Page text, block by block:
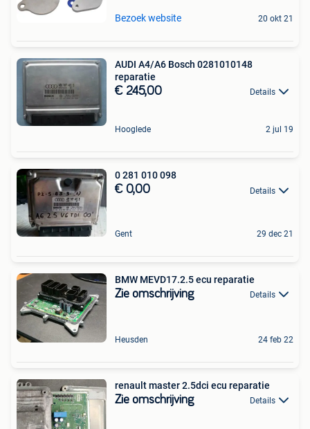
Bezoek website 20 okt 21
AUDI A4/A6 Bosch 0281010148
reparatie
€ 245,00 Details
Hooglede 2 jul 19
0 281 010 098
€ 0,00 Details
Gent 29 dec 21
BMW MEVD17.2.5 ecu reparatie
Zie omschrijving Details
Heusden 24 feb 22
renault master 2.5dci ecu reparatie
Zie omschrijving Details